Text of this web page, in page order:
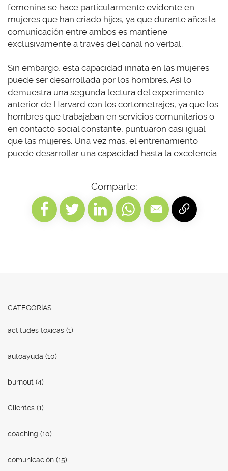
femenina se hace particularmente evidente en
mujeres que han criado hijos, ya que durante años la
comunicación entre ambos es mantiene
exclusivamente a través del canal no verbal.
Sin embargo, esta capacidad innata en las mujeres
puede ser desarrollada por los hombres. Así lo
demuestra una segunda lectura del experimento
anterior de Harvard con los cortometrajes, ya que los
hombres que trabajaban en servicios comunitarios o
en contacto social constante, puntuaron casi igual
que las mujeres. Una vez más, el entrenamiento
puede desarrollar una capacidad hasta la excelencia.
Comparte:
CATEGORÍAS
actitudes tóxicas (1)
autoayuda (10)
burnout (4)
Clientes (1)
coaching (10)
comunicación (15)